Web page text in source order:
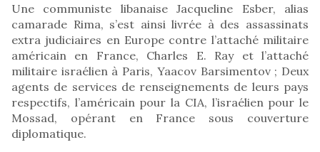
Une communiste libanaise Jacqueline Esber, alias
camarade Rima, s’est ainsi livrée à des assassinats
extra judiciaires en Europe contre l’attaché militaire
américain en France, Charles E. Ray et l’attaché
militaire israélien à Paris, Yaacov Barsimentov ; Deux
agents de services de renseignements de leurs pays
respectifs, l’américain pour la CIA, l’israélien pour le
Mossad, opérant en France sous couverture
diplomatique.